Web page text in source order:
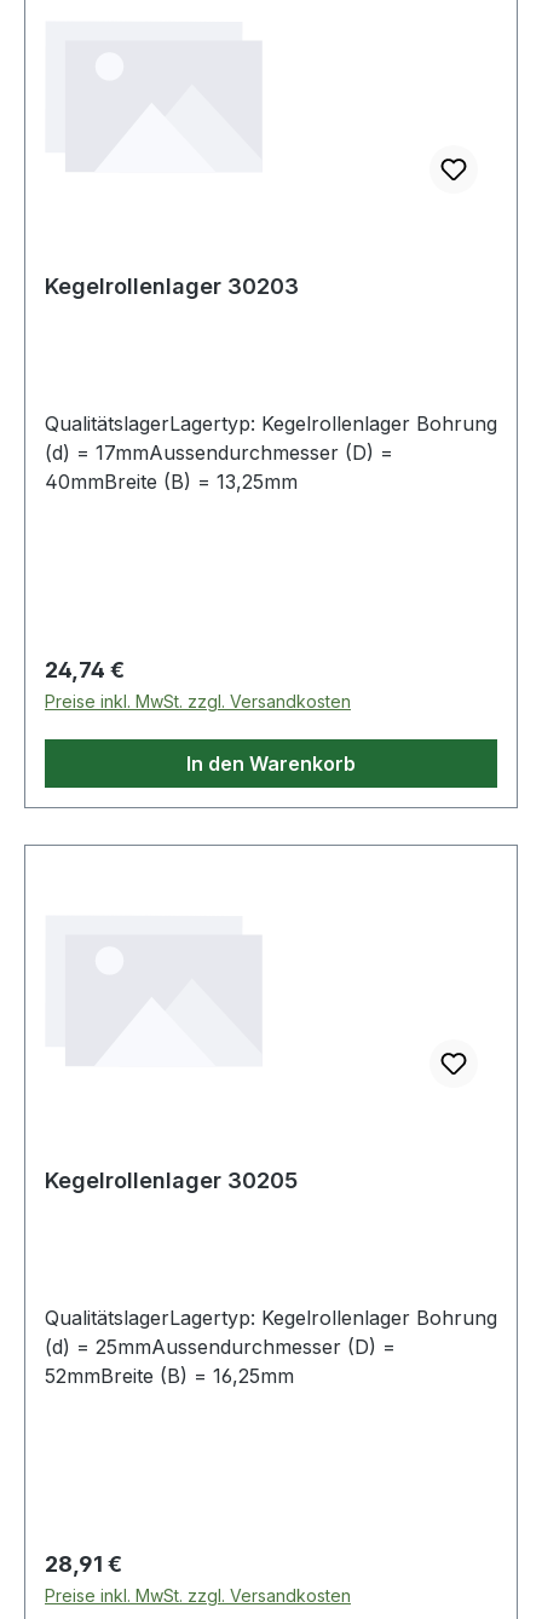
Kegelrollenlager 30203
QualitätslagerLagertyp: Kegelrollenlager Bohrung
(d) = 17mmAussendurchmesser (D) =
40mmBreite (B) = 13,25mm
Regulärer Preis:
24,74 €
Preise inkl. MwSt. zzgl. Versandkosten
In den Warenkorb
Kegelrollenlager 30205
QualitätslagerLagertyp: Kegelrollenlager Bohrung
(d) = 25mmAussendurchmesser (D) =
52mmBreite (B) = 16,25mm
Regulärer Preis:
28,91 €
Preise inkl. MwSt. zzgl. Versandkosten